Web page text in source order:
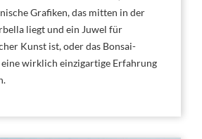
Grafiken, das mitten in der
liegt und ein Juwel für
Kunst ist, oder das Bonsai-
eine wirklich einzigartige Erfahrung